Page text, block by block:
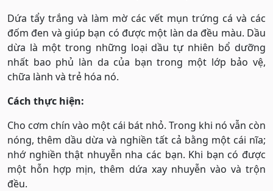
Dứa tẩy trắng và làm mờ các vết mụn trứng cá và các
đốm đen và giúp bạn có được một làn da đều màu. Dầu
dừa là một trong những loại dầu tự nhiên bổ dưỡng
nhất bao phủ làn da của bạn trong một lớp bảo vệ,
chữa lành và trẻ hóa nó.
Cách thực hiện:
Cho cơm chín vào một cái bát nhỏ. Trong khi nó vẫn còn
nóng, thêm dầu dừa và nghiền tất cả bằng một cái nĩa;
nhớ nghiền thật nhuyễn nha các bạn. Khi bạn có được
một hỗn hợp mịn, thêm dứa xay nhuyễn vào và trộn
đều.